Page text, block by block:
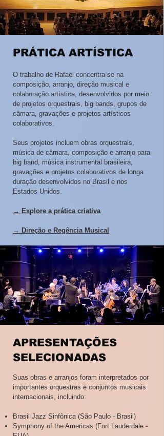
PRÁTICA ARTÍSTICA
O trabalho de Rafael concentra-se na
composição, arranjo, direção musical e
colaboração artística, desenvolvidos por meio
de projetos orquestrais, big bands, grupos de
câmara, gravações e projetos artísticos
colaborativos.
Seus projetos incluem obras orquestrais,
música de câmara, composição e arranjo para
big band, música instrumental brasileira,
gravações e projetos colaborativos de longa
duração desenvolvidos no Brasil e nos
Estados Unidos.
→ Explore a prática criativa
→ Direção e Regência Musical
APRESENTAÇÕES
SELECIONADAS
Suas obras e arranjos foram interpretados por
importantes orquestras e conjuntos musicais
internacionais, incluindo:
Brasil Jazz Sinfônica (São Paulo - Brasil)
Symphony of the Americas (Fort Lauderdale -